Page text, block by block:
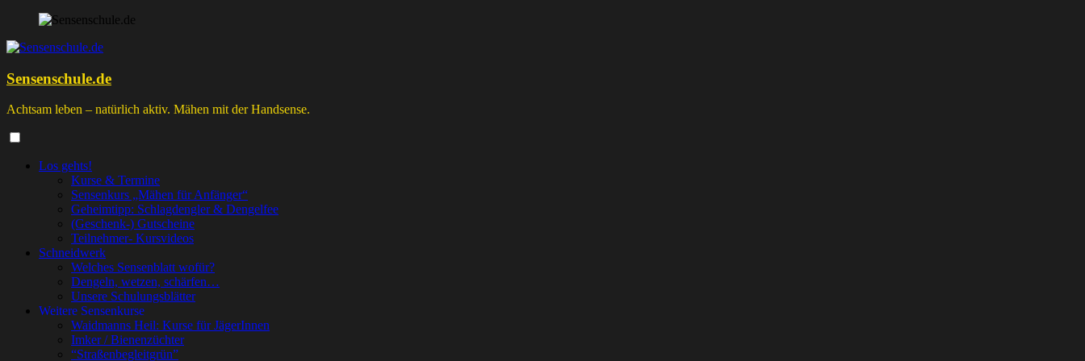
springen
Sensenschule.de
Achtsam leben – natürlich aktiv. Mähen mit der Handsense.
Los gehts!
Kurse & Termine
Sensenkurs „Mähen für Anfänger“
Geheimtipp: Schlagdengler & Dengelfee
(Geschenk-) Gutscheine
Teilnehmer- Kursvideos
Schneidwerk
Welches Sensenblatt wofür?
Dengeln, wetzen, schärfen…
Unsere Schulungsblätter
Weitere Sensenkurse
Waidmanns Heil: Kurse für JägerInnen
Imker / Bienenzüchter
“Straßenbegleitgrün”